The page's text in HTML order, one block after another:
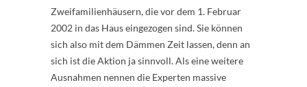
Zweifamilienhäusern, die vor dem 1. Februar
2002 in das Haus eingezogen sind. Sie können
sich also mit dem Dämmen Zeit lassen, denn an
sich ist die Aktion ja sinnvoll. Als eine weitere
Ausnahmen nennen die Experten massive